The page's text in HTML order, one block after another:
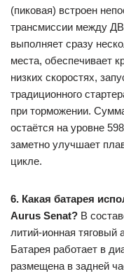
(пиковая) встроен
трансмиссии между
выполняет сразу
места, обеспечивает
низких скоростях,
традиционного
при торможении.
остаётся на уровне
заметно улучшает
цикле.
6. Какая батарея
Aurus Senat? В
литий-ионная тяговый
Батарея работает в
размещена в задней